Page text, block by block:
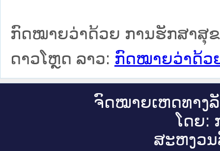
ກົດໝາຍວ່າດ້ວຍ ການຮັກສາສຸ
ດາວໂຫຼດ ລາວ: ກົດໝາຍວ່າດ້ວ
ຈົດ​ໝາຍ​ເຫດ​ທາງ​
ໂດຍ:
ສະ​ຫງວນ​